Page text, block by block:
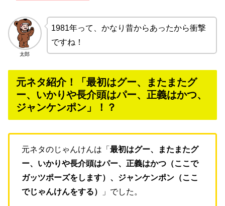
太郎
1981年って、かなり昔からあったから衝撃
ですね！
元ネタ紹介！「最初はグー、またまたグ
ー、いかりや長介頭はパー、正義はかつ、
ジャンケンポン」！？
元ネタのじゃんけんは「 最初はグー、またまたグ
ー、いかりや長介頭はパー、正義はかつ（ここで
ガッツポーズをします）、ジャンケンポン（ここ
でじゃんけんをする）
」でした。